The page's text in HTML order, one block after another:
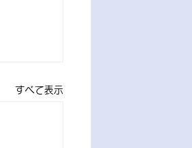
すべて表示